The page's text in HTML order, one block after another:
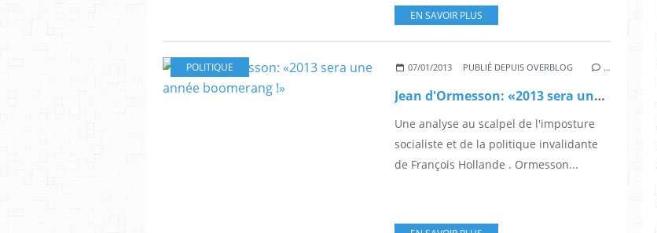
EN SAVOIR PLUS
POLITIQUE 07/01/2013 PUBLIÉ DEPUIS OVERBLOG …
Jean d'Ormesson: «2013 sera une année boomerang !»
Une analyse au scalpel de l'imposture
socialiste et de la politique invalidante
de François Hollande . Ormesson...